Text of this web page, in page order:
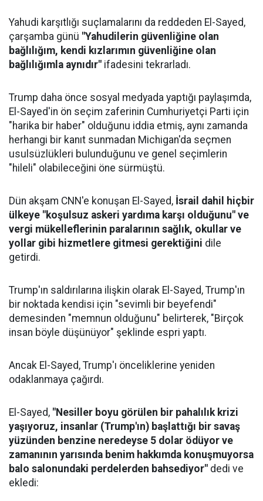
Yahudi karşıtlığı suçlamalarını da reddeden El-Sayed,
çarşamba günü "Yahudilerin güvenliğine olan
bağlılığım, kendi kızlarımın güvenliğine olan
bağlılığımla aynıdır" ifadesini tekrarladı.
Trump daha önce sosyal medyada yaptığı paylaşımda,
El-Sayed'in ön seçim zaferinin Cumhuriyetçi Parti için
"harika bir haber" olduğunu iddia etmiş, aynı zamanda
herhangi bir kanıt sunmadan Michigan'da seçmen
usulsüzlükleri bulunduğunu ve genel seçimlerin
"hileli" olabileceğini öne sürmüştü.
Dün akşam CNN'e konuşan El-Sayed, İsrail dahil hiçbir
ülkeye "koşulsuz askeri yardıma karşı olduğunu" ve
vergi mükelleflerinin paralarının sağlık, okullar ve
yollar gibi hizmetlere gitmesi gerektiğini dile
getirdi.
Trump'ın saldırılarına ilişkin olarak El-Sayed, Trump'ın
bir noktada kendisi için "sevimli bir beyefendi"
demesinden "memnun olduğunu" belirterek, "Birçok
insan böyle düşünüyor" şeklinde espri yaptı.
Ancak El-Sayed, Trump'ı önceliklerine yeniden
odaklanmaya çağırdı.
El-Sayed, "Nesiller boyu görülen bir pahalılık krizi
yaşıyoruz, insanlar (Trump'ın) başlattığı bir savaş
yüzünden benzine neredeyse 5 dolar ödüyor ve
zamanının yarısında benim hakkımda konuşmuyorsa
balo salonundaki perdelerden bahsediyor" dedi ve
ekledi: